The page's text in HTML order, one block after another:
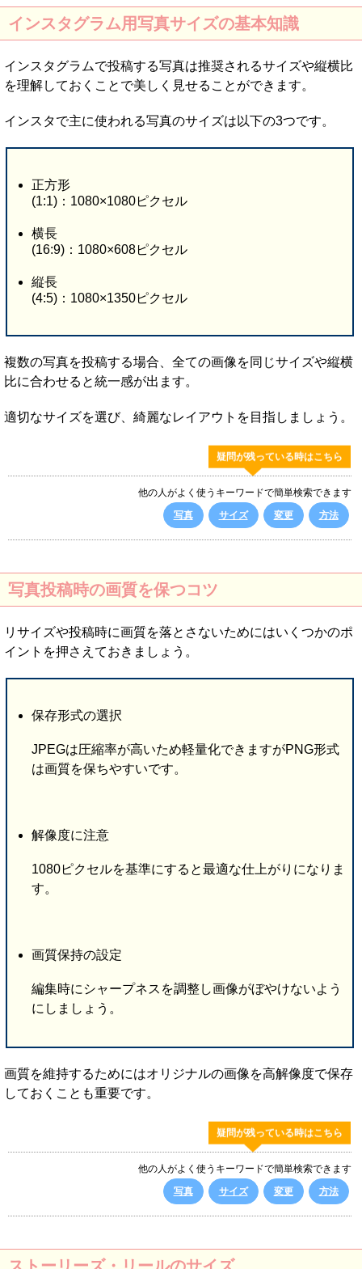
インスタグラム用写真サイズの基本知識
インスタグラムで投稿する写真は推奨されるサイズや縦横比
を理解しておくことで美しく見せることができます。
インスタで主に使われる写真のサイズは以下の3つです。
正方形
(1:1)：1080×1080ピクセル
横長
(16:9)：1080×608ピクセル
縦長
(4:5)：1080×1350ピクセル
複数の写真を投稿する場合、全ての画像を同じサイズや縦横
比に合わせると統一感が出ます。
適切なサイズを選び、綺麗なレイアウトを目指しましょう。
疑問が残っている時はこちら
他の人がよく使うキーワードで簡単検索できます
写真
サイズ 変更 方法
写真投稿時の画質を保つコツ
リサイズや投稿時に画質を落とさないためにはいくつかのポ
イントを押さえておきましょう。
保存形式の選択
JPEGは圧縮率が高いため軽量化できますがPNG形式
は画質を保ちやすいです。
解像度に注意
1080ピクセルを基準にすると最適な仕上がりになりま
す。
画質保持の設定
編集時にシャープネスを調整し画像がぼやけないよう
にしましょう。
画質を維持するためにはオリジナルの画像を高解像度で保存
しておくことも重要です。
疑問が残っている時はこちら
他の人がよく使うキーワードで簡単検索できます
写真
サイズ 変更 方法